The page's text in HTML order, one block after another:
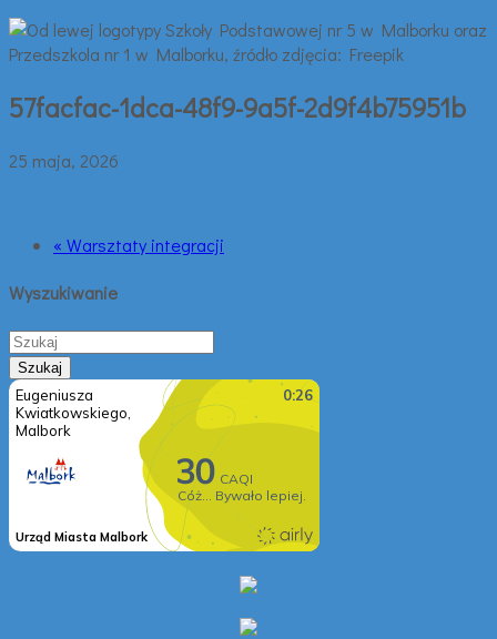
57facfac-1dca-48f9-9a5f-2d9f4b75951b
25 maja, 2026
« Warsztaty integracji
Wyszukiwanie